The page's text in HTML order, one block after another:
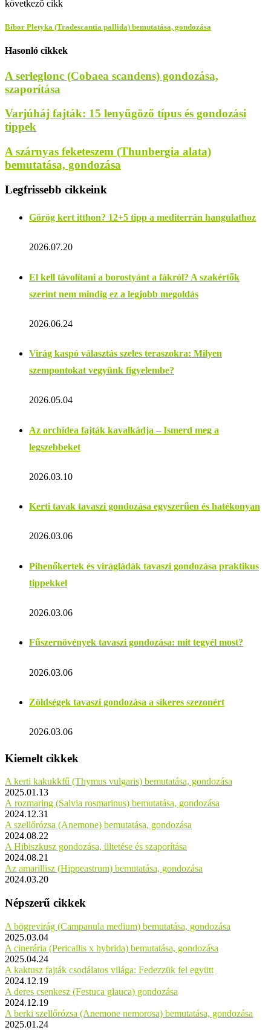
következő cikk
Bíbor Pletyka (Tradescantia pallida) bemutatása, gondozása
Hasonló cikkek
A serleglonc (Cobaea scandens) gondozása,
szaporítása
Varjúháj fajták: 15 lenyűgöző típus és gondozási
tippek
A szárnyas feketeszem (Thunbergia alata)
bemutatása, gondozása
Legfrissebb cikkeink
Görög kert itthon? 12+5 tipp a mediterrán hangulathoz
2026.07.20
El kell távolítani a borostyánt a fákról? A szakértők
szerint nem mindig ez a legjobb megoldás
2026.06.24
Virág kaspó választás szeles teraszokra: Milyen
szempontokat vegyünk figyelembe?
2026.05.04
Az orchidea fajták kavalkádja – Ismerd meg a
legszebbeket
2026.03.10
Kerti tavak tavaszi gondozása egyszerűen és hatékonyan
2026.03.06
Pihenőkertek és virágládák tavaszi gondozása praktikus
tippekkel
2026.03.06
Fűszernövények tavaszi gondozása: mit tegyél most?
2026.03.06
Zöldségek tavaszi gondozása a sikeres szezonért
2026.03.06
Kiemelt cikkek
A kerti kakukkfű (Thymus vulgaris) bemutatása, gondozása
2025.01.13
A rozmaring (Salvia rosmarinus) bemutatása, gondozása
2024.12.31
A szellőrózsa (Anemone) bemutatása, gondozása
2024.08.22
A Hibiszkusz gondozása, ültetése és szaporítása
2024.08.21
Az amarillisz (Hippeastrum) bemutatása, gondozása
2024.03.20
Népszerű cikkek
A bögrevirág (Campanula medium) bemutatása, gondozása
2025.03.04
A cinerária (Pericallis x hybrida) bemutatása, gondozása
2025.04.24
A kaktusz fajták csodálatos világa: Fedezzük fel együtt
2024.12.19
A deres csenkesz (Festuca glauca) gondozása
2024.12.19
A berki szellőrózsa (Anemone nemorosa) bemutatása, gondozása
2025.01.24